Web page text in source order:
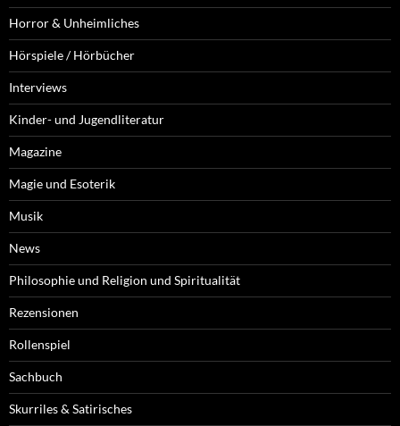
Horror & Unheimliches
Hörspiele / Hörbücher
Interviews
Kinder- und Jugendliteratur
Magazine
Magie und Esoterik
Musik
News
Philosophie und Religion und Spiritualität
Rezensionen
Rollenspiel
Sachbuch
Skurriles & Satirisches